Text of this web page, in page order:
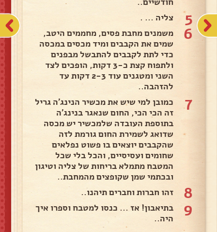
5 צליה ... .
6
משמנים מחבת פסים, מחממים היטב,
שמים את הקבבים ומיד מכסים במכסה
כדי לתת לקבבים להתבשל מבפנים
ולתפוח קצת כ-3 דקות, הופכים לצד
השני ומטגנים עוד 2-3 דקות עד
להזהבה..
7
כמובן למי שיש את מכשיר הנינג'ה גריל
זה הכי הכי, החום שנאגר בנינג'ה
בתוספת העובדה שלמכשיר יש מכסה
שדואג לשמירת החום גורמת לזה
שהקבבים יוצאים בו פשוט נפלאים
שחומים ועסיסיים, והכל בלי שכל
המטבח מתמלא בריחות של צליה וטיגון
ובכתמי שמן שקופצים מהמחבת..
8 זהו חברות וחברים תיהנו..
9
בתיאבון! אז ... כנסו למטבח וספרו איך
היה..